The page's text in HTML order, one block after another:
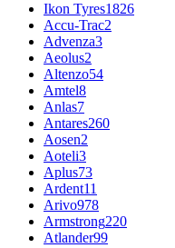
Ikon Tyres1826
Accu-Trac2
Advenza3
Aeolus2
Altenzo54
Amtel8
Anlas7
Antares260
Aosen2
Aoteli3
Aplus73
Ardent11
Arivo978
Armstrong220
Atlander99